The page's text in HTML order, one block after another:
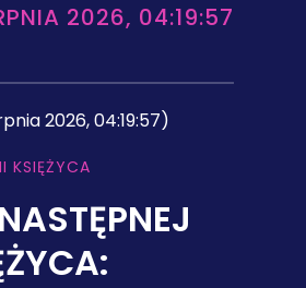
2026, 04:19:57
2026, 04:19:57)
KSIĘŻYCA